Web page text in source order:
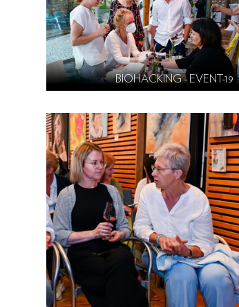
BIOHACKING - EVENT-19